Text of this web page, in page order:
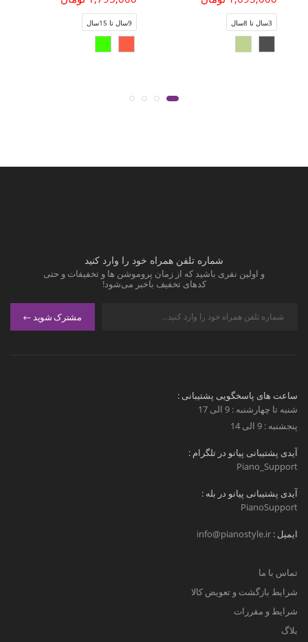
3سال تا 8سال 9سال تا 15سال
شماره تلفن همراه خود را وارد کنید
و اولین نفری باشید که از زمان پروموشن ها و تخفیفات و حتی
کدهای تخفیف باخبر می‌شود!
مشترک شوید
ساعت های پاسخگویی پشتیبانی :
شنبه تا چهارشنبه : 9 الی 17
پنجشنبه : 9 الی 14
آیدی پشتیبانی پیانو در تلگرام :
Piano_Support
آیدی پشتیبانی پیانو در بله :
PianoSupport
ایمیل : info@pianostyle.ir
تماس با ما
شرایط بازگشت و تعویض کالا
شرایط و مقررات
بلاگ